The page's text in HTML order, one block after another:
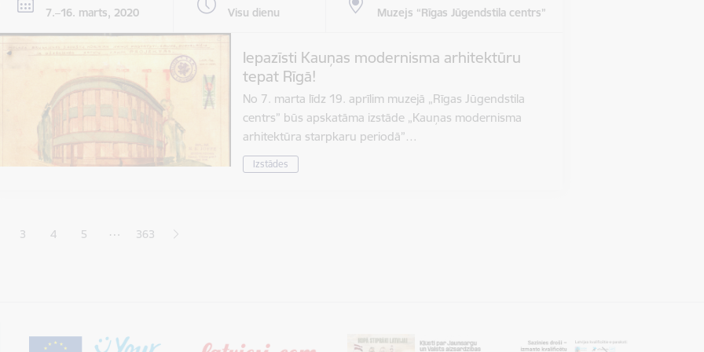
7.–16. marts, 2020 Visu dienu Muzejs “Rīgas Jūgendstila centrs”
Iepazīsti Kauņas modernisma arhitektūru
tepat Rīgā!
No 7. marta līdz 19. aprīlim muzejā „Rīgas Jūgendstila
centrs” būs apskatāma izstāde „Kauņas modernisma
arhitektūra starpkaru periodā”…
Izstādes
lapaLapa
3 Lapa
4 Lapa
5 … 363